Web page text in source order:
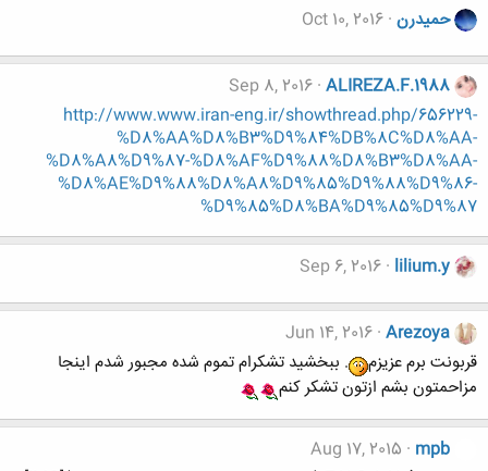
حميدرن Oct 10, 2016
ALIREZA.F.1988
Sep 8, 2016
http://www.www.iran-eng.ir/showthread.php/656229-
%D8%AA%D8%B3%D9%84%DB%8C%D8%AA-
%D8%A8%D9%87-%D8%AF%D9%88%D8%B3%D8%AA-
%D8%AE%D9%88%D8%A8%D9%85%D9%88%D9%86-
%D9%85%D8%BA%D9%85%D9%87
lilium.y
Sep 6, 2016
Arezoya
Jun 14, 2016
قربونت برم عزیزم
. ببخشید تشکرام تموم شده مجبور شدم اینجا
مزاحمتون بشم ازتون تشکر کنم
mpb
Aug 17, 2015